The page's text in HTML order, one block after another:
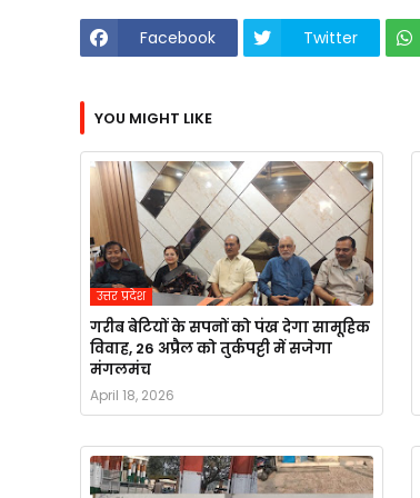
Facebook Twitter
YOU MIGHT LIKE
उत्तर प्रदेश
गरीब बेटियों के सपनों को पंख देगा सामूहिक
विवाह, 26 अप्रैल को तुर्कपट्टी में सजेगा
मंगलमंच
April 18, 2026